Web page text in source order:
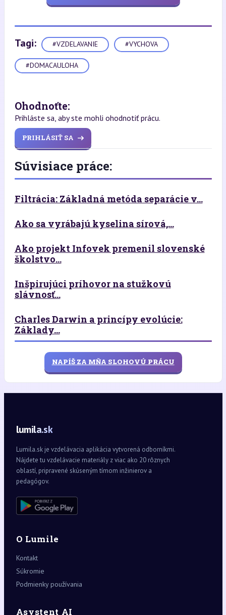
Tagi: #VZDELAVANIE #VYCHOVA
#DOMACAULOHA
Ohodnoťte:
Prihláste sa, aby ste mohli ohodnotiť prácu.
PRIHLÁSIŤ SA
Súvisiace práce:
Filtrácia: Základná metóda separácie v...
Ako sa vyrábajú kyselina sírová,...
Ako projekt Infovek premenil slovenské
školstvo...
Inšpirujúci príhovor na stužkovú
slávnosť...
Charles Darwin a princípy evolúcie:
Základy...
NAPÍŠ ZA MŇA SLOHOVÚ PRÁCU
lumila.sk
Lumila.sk je vzdelávacia aplikácia vytvorená odborníkmi.
Nájdete tu vzdelávacie materiály z viac ako 20 rôznych
oblastí, pripravené skúseným tímom inžinierov a
pedagógov.
O Lumile
Kontakt
Súkromie
Podmienky používania
Asystent AI